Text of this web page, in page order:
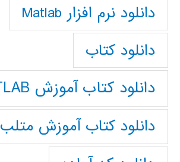
دانلود نرم افزار Matlab
دانلود کتاب
دانلود کتاب آموزش MATLAB
دانلود کتاب آموزش متلب